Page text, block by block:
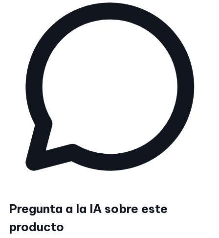
Pregunta a la IA sobre este
producto